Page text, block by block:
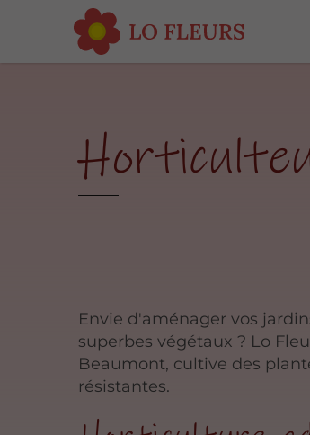
Envie d'aménager vos
superbes végétaux ? Lo
Beaumont, cultive des
résistantes.